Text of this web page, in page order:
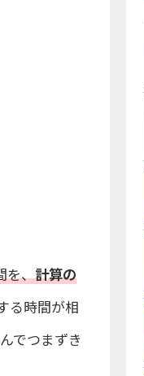
を、計算の
る時間が相
でつまずき